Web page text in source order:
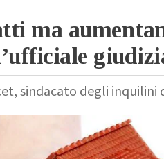
ma
sindacato degli inquilini